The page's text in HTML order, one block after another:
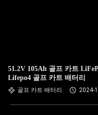
51.2V 105Ah 골프 카트
Lifepo4 골프 카트 배터리
골프 카트 배터리 2024-